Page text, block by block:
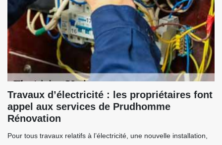
Travaux d’électricité : les propriétaires font
appel aux services de Prudhomme
Rénovation
Pour tous travaux relatifs à l’électricité, une nouvelle installation,